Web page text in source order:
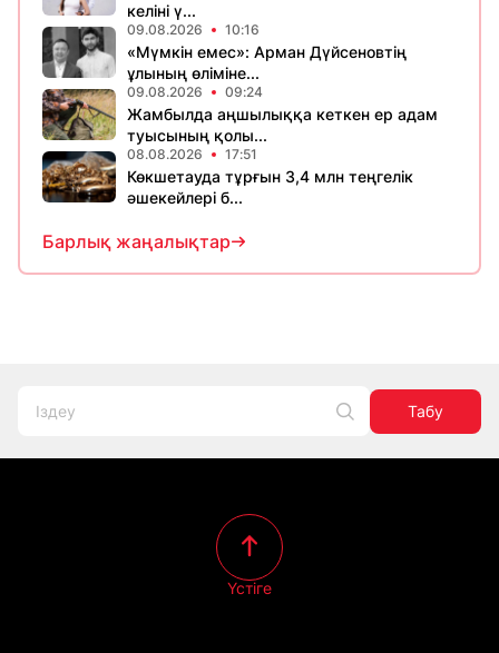
келіні ү...
09.08.2026 10:16
«Мүмкін емес»: Арман Дүйсеновтің
ұлының өліміне...
09.08.2026 09:24
Жамбылда аңшылыққа кеткен ер адам
туысының қолы...
08.08.2026 17:51
Көкшетауда тұрғын 3,4 млн теңгелік
әшекейлері б...
Барлық жаңалықтар
Табу
Үстіге